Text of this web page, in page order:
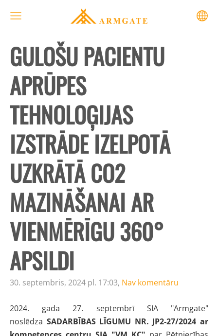
GULOŠU PACIENTU
APRŪPES
TEHNOLOĢIJAS
IZSTRĀDE IZELPOTĀ
UZKRĀTĀ CO2
MAZINĀŠANAI AR
VIENMĒRĪGU 360°
APSILDI
30. septembris, 2024 pl. 17:03, Nav komentāru
2024. gada 27. septembrī SIA "Armgate"
noslēdza SADARBĪBAS LĪGUMU NR. JP2-27/2024 ar